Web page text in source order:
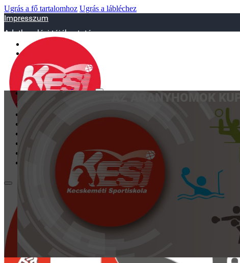
Ugrás a fő tartalomhoz Ugrás a lábléchez
Impresszum
Adatkezelési tájékoztató
sportiskola@juniorsportkft.hu
SZAKOSZTÁLYOK
KAPCSOLAT
AZ ARANYHOMOK